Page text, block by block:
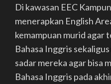
Di kawasan EEC
menerapkan English
kemampuan murid agar
Bahasa Inggris
sadar mereka agar bisa
Bahasa Inggris pada